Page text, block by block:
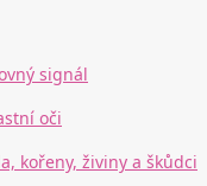
signál
oči
kořeny, živiny a škůdci